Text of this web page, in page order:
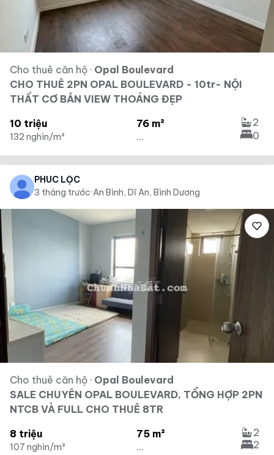
Cho thuê căn hộ · Opal Boulevard
CHO THUÊ 2PN OPAL BOULEVARD - 10tr- NỘI
THẤT CƠ BẢN VIEW THOÁNG ĐẸP
10 triệu
132 nghìn/m²
76 m²
...
2
0
PHÚC LỘC
3 tháng trước·An Bình, Dĩ An, Bình Dương
Cho thuê căn hộ · Opal Boulevard
SALE CHUYÊN OPAL BOULEVARD, TỔNG HỢP 2PN
NTCB VÀ FULL CHO THUÊ 8TR
8 triệu
107 nghìn/m²
75 m²
...
2
2